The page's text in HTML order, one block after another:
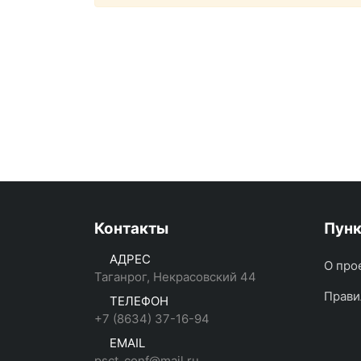
Контакты
АДРЕС
Таганрог, Некрасовский 44
ТЕЛЕФОН
+7 (8634) 37-16-94
EMAIL
О